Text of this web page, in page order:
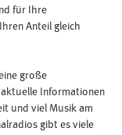
für Ihre
Anteil gleich
große
Informationen
und viel Musik am
gibt es viele